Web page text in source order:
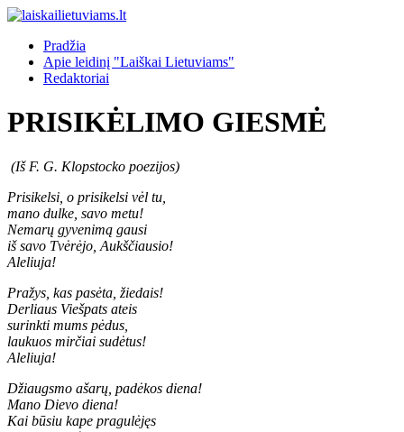
Pradžia
Apie leidinį "Laiškai Lietuviams"
Redaktoriai
PRISIKĖLIMO GIESMĖ
(Iš F. G. Klopstocko poezijos)
Prisikelsi, o prisikelsi vėl tu,
mano dulke, savo metu!
Nemarų gyvenimą gausi
iš savo Tvėrėjo, Aukščiausio!
Aleliuja!
Pražys, kas pasėta, žiedais!
Derliaus Viešpats ateis
surinkti mums pėdus,
laukuos mirčiai sudėtus!
Aleliuja!
Džiaugsmo ašarų, padėkos diena!
Mano Dievo diena!
Kai būsiu kape pragulėjęs